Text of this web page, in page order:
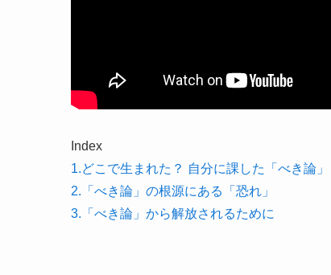
Index
1.どこで生まれた？ 自分に課した「べき論」
2.「べき論」の根源にある「恐れ」
3.「べき論」から解放されるために